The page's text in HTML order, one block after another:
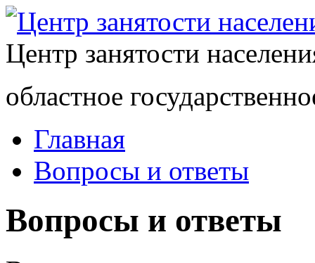
Центр занятости
областное
Главная
Вопросы и ответы
Вопросы и ответы